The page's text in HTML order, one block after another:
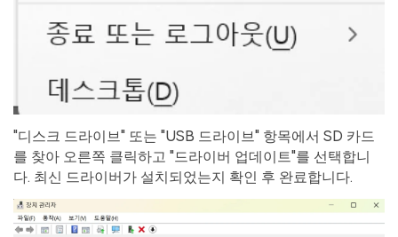
"디스크 드라이브" 또는 "USB 드라이브" 항목에서 SD 카드
를 찾아 오른쪽 클릭하고 "드라이버 업데이트"를 선택합니
다. 최신 드라이버가 설치되었는지 확인 후 완료합니다.